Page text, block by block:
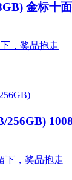
金标十
，奖品抱走
256GB)
下，奖品抱走